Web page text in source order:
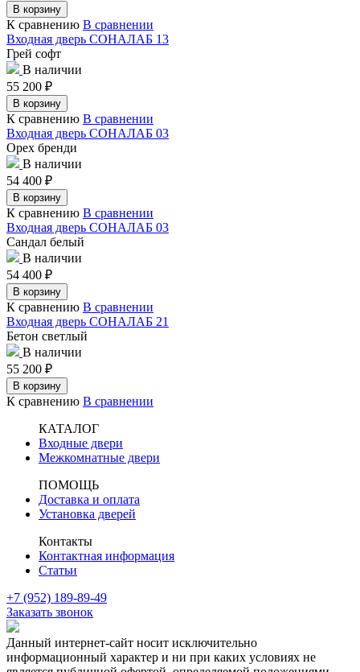
В корзину
К сравнению В сравнении
Входная дверь СОНАЛАБ 13
Грей софт
В наличии
55 200 ₽
В корзину
К сравнению В сравнении
Входная дверь СОНАЛАБ 03
Орех бренди
В наличии
54 400 ₽
В корзину
К сравнению В сравнении
Входная дверь СОНАЛАБ 03
Сандал белый
В наличии
54 400 ₽
В корзину
К сравнению В сравнении
Входная дверь СОНАЛАБ 21
Бетон светлый
В наличии
55 200 ₽
В корзину
К сравнению В сравнении
КАТАЛОГ
Входные двери
Межкомнатные двери
ПОМОЩЬ
Доставка и оплата
Установка дверей
Контакты
Контактная информация
Статьи
+7 (952) 189-89-49
Заказать звонок
Данный интернет-сайт носит исключительно
информационный характер и ни при каких условиях не